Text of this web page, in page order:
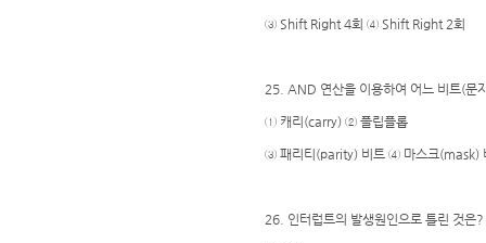
③ Shift Right 4회 ④ Shift Right 2회
25. AND 연산을 이용하여 어느 비트(문
① 캐리(carry) ② 플립플롭
③ 패리티(parity) 비트 ④ 마스크(mask)
26. 인터럽트의 발생원인으로 틀린 것은?